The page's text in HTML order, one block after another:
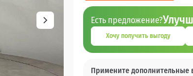
Есть предложение?
Хочу получить выгоду
Примените дополнительные